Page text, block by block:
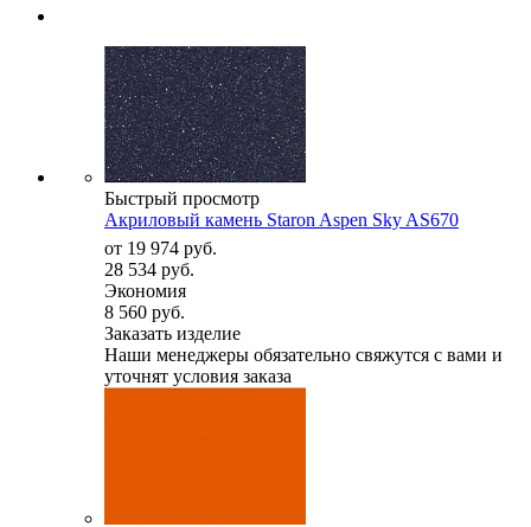
Быстрый просмотр
Акриловый камень Staron Aspen Sky AS670
от 19 974 руб.
28 534 руб.
Экономия
8 560 руб.
Заказать изделие
Наши менеджеры обязательно свяжутся с вами и
уточнят условия заказа